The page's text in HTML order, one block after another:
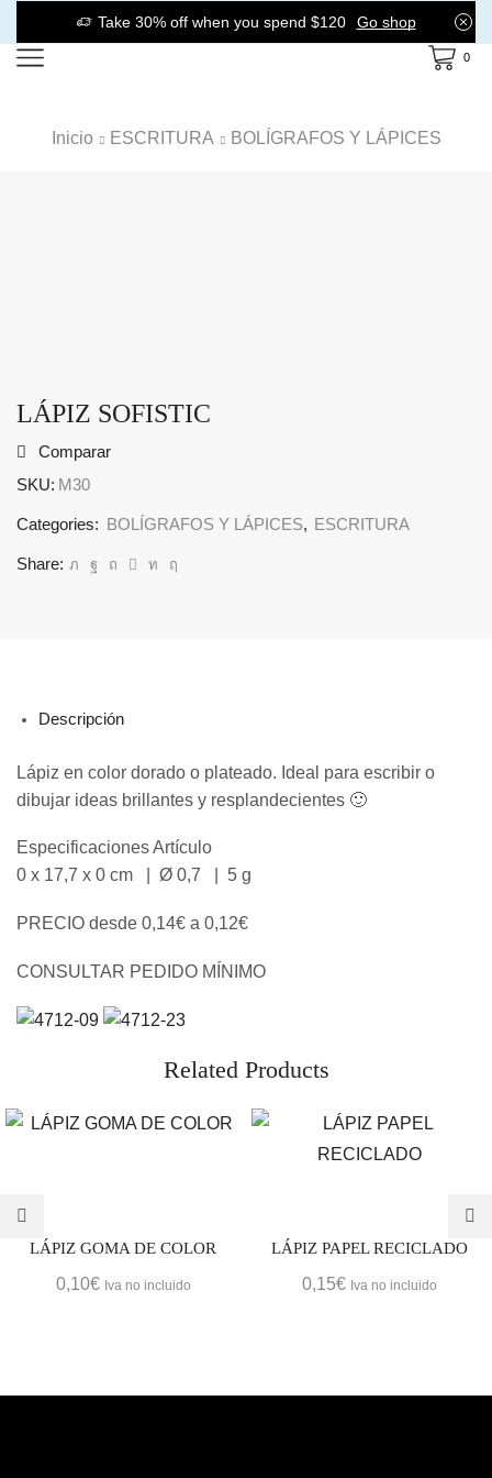
Take 30% off when you spend $120 Go shop
0
Inicio ESCRITURA BOLÍGRAFOS Y LÁPICES
LÁPIZ SOFISTIC
Comparar
SKU: M30
Categories: BOLÍGRAFOS Y LÁPICES, ESCRITURA
Share:
Descripción
Lápiz en color dorado o plateado. Ideal para escribir o
dibujar ideas brillantes y resplandecientes 🙂
Especificaciones Artículo
0 x 17,7 x 0 cm | Ø 0,7 | 5 g
PRECIO desde 0,14€ a 0,12€
CONSULTAR PEDIDO MÍNIMO
Related Products
LÁPIZ GOMA DE COLOR
0,10€ Iva no incluido
LÁPIZ PAPEL RECICLADO
0,15€ Iva no incluido